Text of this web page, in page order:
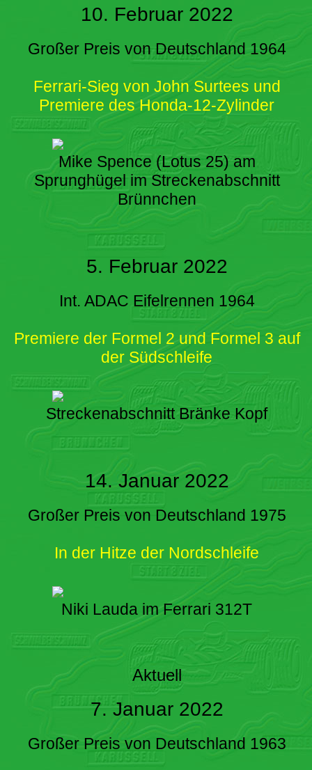
10. Februar 2022
Großer Preis von Deutschland 1964
Ferrari-Sieg von John Surtees und
Premiere des Honda-12-Zylinder
Mike Spence (Lotus 25) am
Sprunghügel im Streckenabschnitt
Brünnchen
5. Februar 2022
Int. ADAC Eifelrennen 1964
Premiere der Formel 2 und Formel 3 auf
der Südschleife
Streckenabschnitt Bränke Kopf
14. Januar 2022
Großer Preis von Deutschland 1975
In der Hitze der Nordschleife
Niki Lauda im Ferrari 312T
Aktuell
7. Januar 2022
Großer Preis von Deutschland 1963